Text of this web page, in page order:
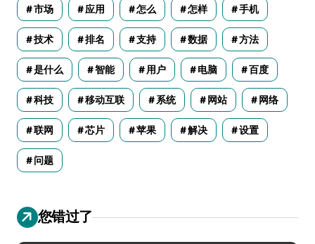
市场 应用 怎么 怎样 手机
技术 排名 支持 数据 方法
是什么 智能 用户 电脑 百度
科技 移动互联 系统 网站 网络
联网 芯片 苹果 解决 设置
问题
您错过了